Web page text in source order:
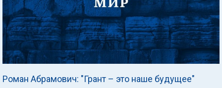
Роман Абрамович: "Грант – это наше будущее"